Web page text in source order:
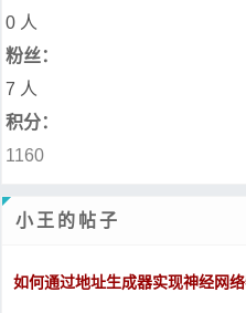
0 人
粉丝：
7 人
积分：
1160
小王的帖子
如何通过地址生成器实现神经网